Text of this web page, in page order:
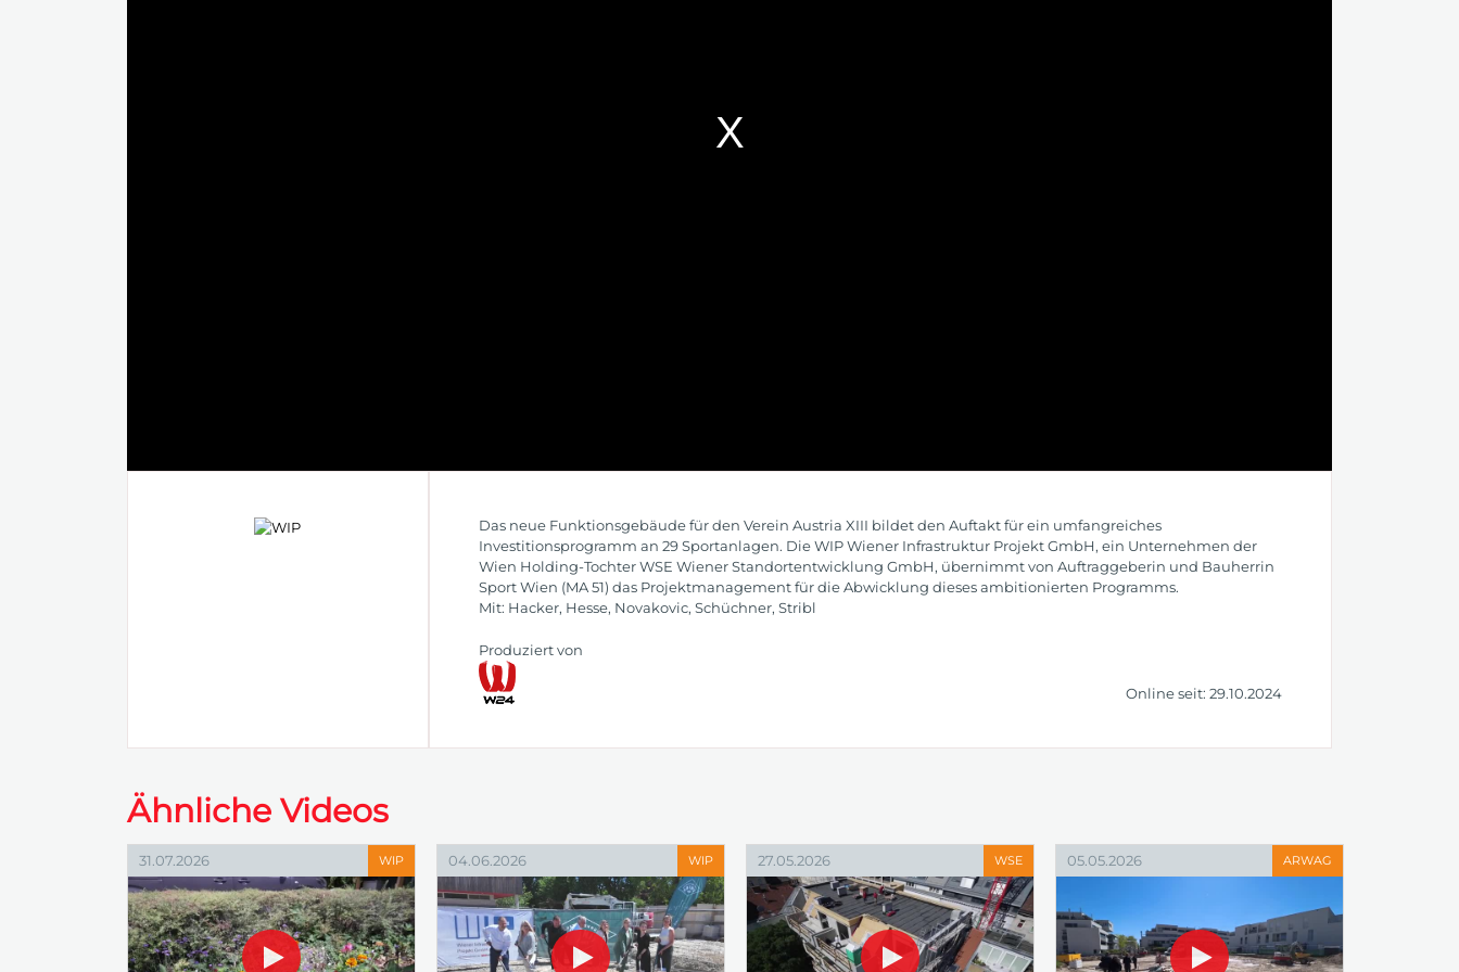
Das neue Funktionsgebäude für den Verein Austria XIII bildet den Auftakt für ein umfangreiches
Investitionsprogramm an 29 Sportanlagen. Die WIP Wiener Infrastruktur Projekt GmbH, ein Unternehmen der
Wien Holding-Tochter WSE Wiener Standortentwicklung GmbH, übernimmt von Auftraggeberin und Bauherrin
Sport Wien (MA 51) das Projektmanagement für die Abwicklung dieses ambitionierten Programms.
Mit: Hacker, Hesse, Novakovic, Schüchner, Stribl
Produziert von
Online seit: 29.10.2024
Ähnliche Videos
31.07.2026 WIP 04.06.2026 WIP 27.05.2026 WSE 05.05.2026 ARWAG